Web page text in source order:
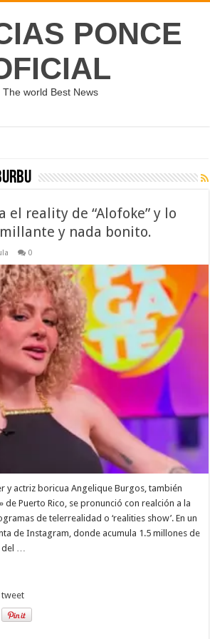
PONCE
The world Best News
el reality de “Alofoke” y lo
y nada bonito.
0
y actriz boricua Angelique Burgos, también
de Puerto Rico, se pronunció con realción a la
de telerrealidad o ‘realities show’. En un
de Instagram, donde acumula 1.5 millones de
del …
tweet